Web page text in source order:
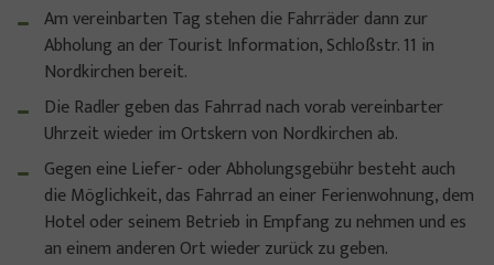
Am vereinbarten Tag stehen die Fahrräder dann zur
Abholung an der Tourist Information, Schloßstr. 11 in
Nordkirchen bereit.
Die Radler geben das Fahrrad nach vorab vereinbarter
Uhrzeit wieder im Ortskern von Nordkirchen ab.
Gegen eine Liefer- oder Abholungsgebühr besteht auch
die Möglichkeit, das Fahrrad an einer Ferienwohnung, dem
Hotel oder seinem Betrieb in Empfang zu nehmen und es
an einem anderen Ort wieder zurück zu geben.